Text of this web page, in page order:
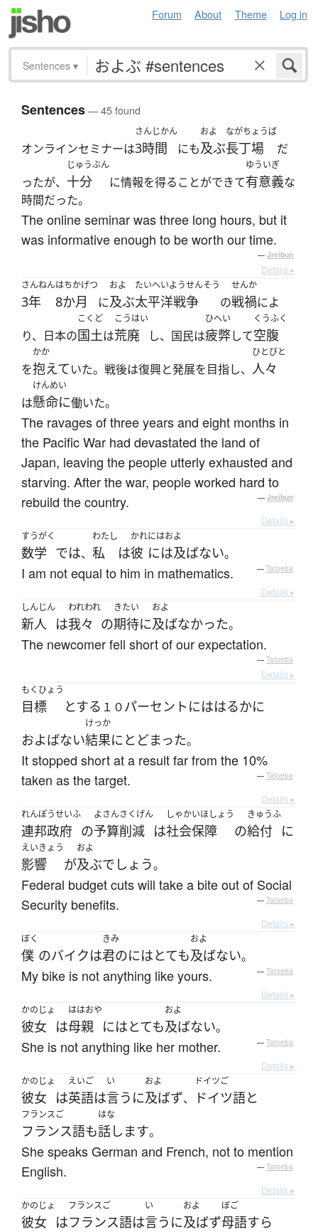
Forum About Theme Log in
Sentences ▾
Sentences— 45 found
オンラインセミナーは
さんじかん
3時間 にも
およ
及ぶ
ながちょうば
長丁場 だ
ったが、
じゅうぶん
十分 に情報を得ることができて
ゆういぎ
有意義な
時間だった。
The online seminar was three long hours, but it
was informative enough to be worth our time.
— Jreibun
Details ▸
さんねん
3年
はちかげつ
8か月 に
およ
及ぶ
たいへいようせんそう
太平洋戦争 の
せんか
戦禍によ
り、日本の
こくど
国土は
こうはい
荒廃 し、国民は
ひへい
疲弊して
くうふく
空腹
を
かか
抱えていた。戦後は復興と発展を目指し、
ひとびと
人々
は
けんめい
懸命に働いた。
The ravages of three years and eight months in
the Pacific War had devastated the land of
Japan, leaving the people utterly exhausted and
starving. After the war, people worked hard to
rebuild the country.
— Jreibun
Details ▸
すうがく
数学 では、
わたし
私 は
かれ
彼
にはおよ
には及ばない。
I am not equal to him in mathematics. — Tatoeba
Details ▸
しんじん
新人 は
われわれ
我々 の
きたい
期待に
およ
及ばなかった。
The newcomer fell short of our expectation.
— Tatoeba
Details ▸
もくひょう
目標 とする １０パーセント にははるかに
およばない
けっか
結果にとどまった。
It stopped short at a result far from the 10%
taken as the target.
— Tatoeba
Details ▸
れんぽうせいふ
連邦政府 の
よさんさくげん
予算削減 は
しゃかいほしょう
社会保障 の
きゅうふ
給付 に
えいきょう
影響 が
およ
及ぶでしょう。
Federal budget cuts will take a bite out of Social
Security benefits.
— Tatoeba
Details ▸
ぼく
僕 のバイクは
きみ
君のにはとても
およ
及ばない。
My bike is not anything like yours. — Tatoeba
Details ▸
かのじょ
彼女 は
ははおや
母親 にはとても
およ
及ばない。
She is not anything like her mother. — Tatoeba
Details ▸
かのじょ
彼女 は
えいご
英語は
い
言う に
およ
及ばず、
ドイツご
ドイツ語と
フランスご
フランス語も
はな
話します。
She speaks German and French, not to mention
English.
— Tatoeba
Details ▸
かのじょ
彼女 は
フランスご
フランス語は
い
言う に
およ
及ばず
ぼご
母語すら